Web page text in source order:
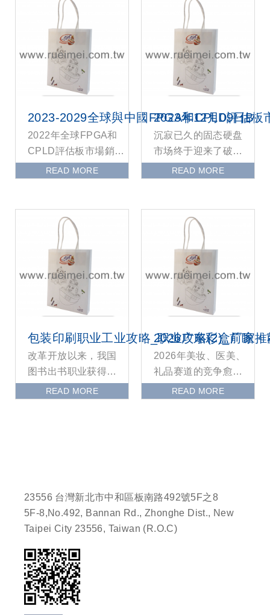
2023-2029全球與中國FPGA和CPLD評估板
2022年全球FPGA和
CPLD評估板市場銷售
額達到了 億美元，預
計2029年將達到 億美
READ MORE
2023年12月09日B
沉寂已久的固态硬盘
市场终于迎来了破局
者，长江存储致态在
TiPlus 7100固态硬盘
READ MORE
包装印刷职业工业攻略_职业攻略(2)_前瞻 -
改革开放以来，我国
图书出书职业获得加
快速度进行开展，规
划不断强大。跟着图
READ MORE
2026广东彩盒厂家
2026年美妆、医美、
礼品赛道的竞争愈发
激烈，包装作为消费
者接触品牌的第一触
READ MORE
23556 台灣新北市中和區板南路492號5F之8
5F-8,No.492, Bannan Rd., Zhonghe Dist., New
Taipei City 23556, Taiwan (R.O.C)